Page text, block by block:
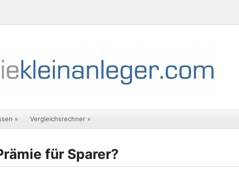
» Vergleichsrechner »
für Sparer?